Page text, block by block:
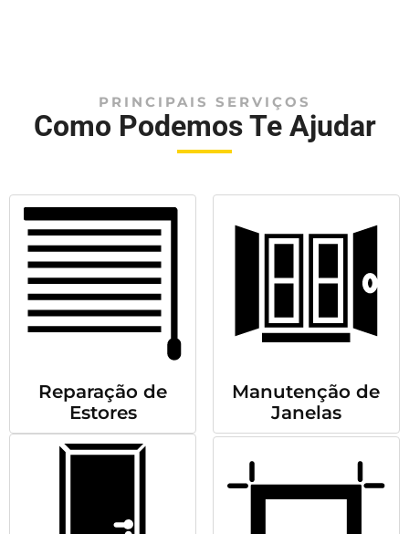
PRINCIPAIS SERVIÇOS
Como Podemos Te Ajudar
Reparação de
Estores
Manutenção de
Janelas